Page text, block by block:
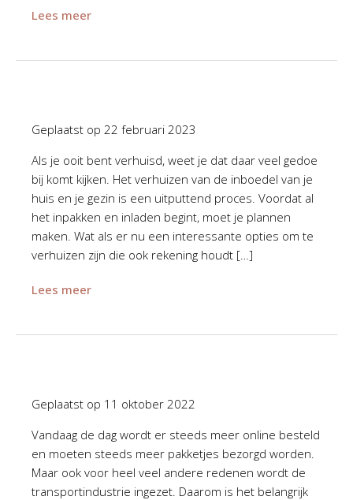
Lees meer
Geplaatst op 22 februari 2023
Als je ooit bent verhuisd, weet je dat daar veel gedoe
bij komt kijken. Het verhuizen van de inboedel van je
huis en je gezin is een uitputtend proces. Voordat al
het inpakken en inladen begint, moet je plannen
maken. Wat als er nu een interessante opties om te
verhuizen zijn die ook rekening houdt […]
Lees meer
Geplaatst op 11 oktober 2022
Vandaag de dag wordt er steeds meer online besteld
en moeten steeds meer pakketjes bezorgd worden.
Maar ook voor heel veel andere redenen wordt de
transportindustrie ingezet. Daarom is het belangrijk